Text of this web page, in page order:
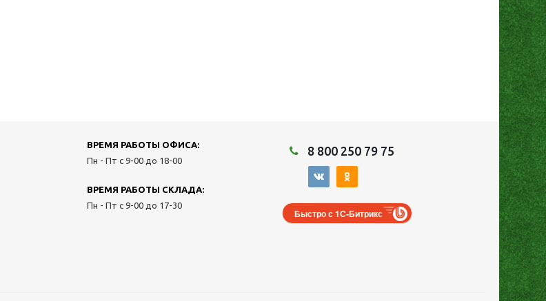
ВРЕМЯ РАБОТЫ ОФИСА:
Пн - Пт с 9-00 до 18-00
ВРЕМЯ РАБОТЫ СКЛАДА:
Пн - Пт с 9-00 до 17-30
8 800 250 79 75
Быстро с 1С-Битрикс